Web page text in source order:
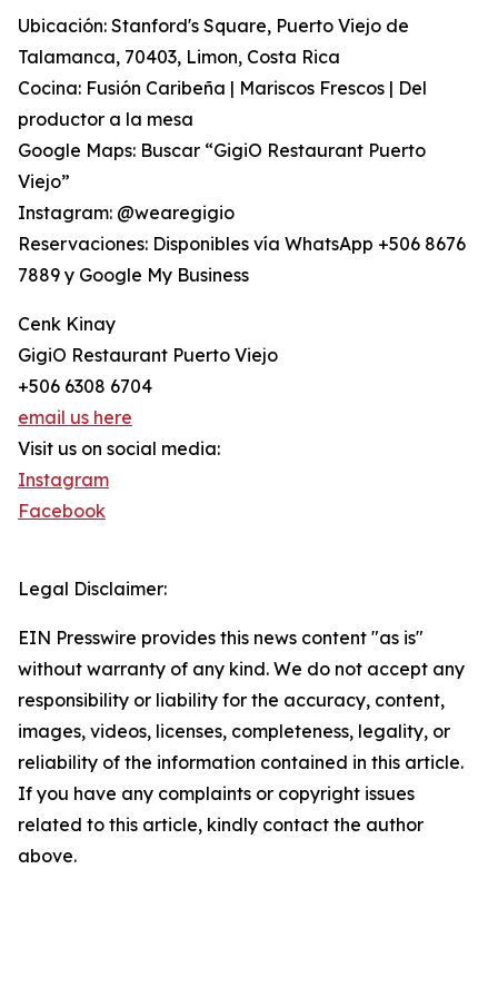
Ubicación: Stanford's Square, Puerto Viejo de
Talamanca, 70403, Limon, Costa Rica
Cocina: Fusión Caribeña | Mariscos Frescos | Del
productor a la mesa
Google Maps: Buscar “GigiO Restaurant Puerto
Viejo”
Instagram: @wearegigio
Reservaciones: Disponibles vía WhatsApp +506 8676
7889 y Google My Business
Cenk Kinay
GigiO Restaurant Puerto Viejo
+506 6308 6704
email us here
Visit us on social media:
Instagram
Facebook
Legal Disclaimer:
EIN Presswire provides this news content "as is"
without warranty of any kind. We do not accept any
responsibility or liability for the accuracy, content,
images, videos, licenses, completeness, legality, or
reliability of the information contained in this article.
If you have any complaints or copyright issues
related to this article, kindly contact the author
above.